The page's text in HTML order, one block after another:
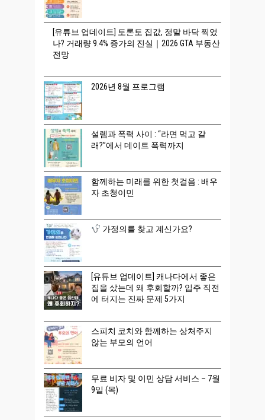
[유튜브 업데이트] 토론토 집값, 정말 바닥 찍었
나? 거래량 9.4% 증가의 진실｜2026 GTA 부동산
전망
2026년 8월 프로그램
설렘과 폭력 사이 : “라면 먹고 갈
래?”에서 데이트 폭력까지
함께하는 미래를 위한 첫걸음 : 배우
자 초청이민
가정의를 찾고 계신가요?
[유튜브 업데이트] 캐나다에서 좋은
집을 샀는데 왜 후회할까? 입주 직전
에 터지는 진짜 문제 5가지
스피치 코치와 함께하는 상처주지
않는 부모의 언어
무료 비자 및 이민 상담 서비스 – 7월
9일 (목)